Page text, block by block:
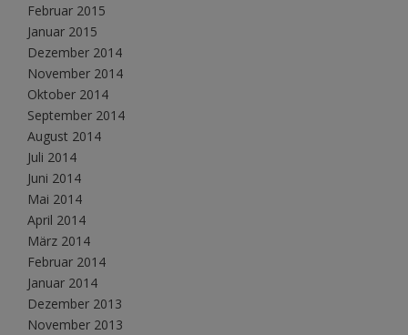
Februar 2015
Januar 2015
Dezember 2014
November 2014
Oktober 2014
September 2014
August 2014
Juli 2014
Juni 2014
Mai 2014
April 2014
März 2014
Februar 2014
Januar 2014
Dezember 2013
November 2013